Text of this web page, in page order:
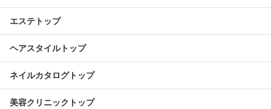
エステトップ
ヘアスタイルトップ
ネイルカタログトップ
美容クリニックトップ